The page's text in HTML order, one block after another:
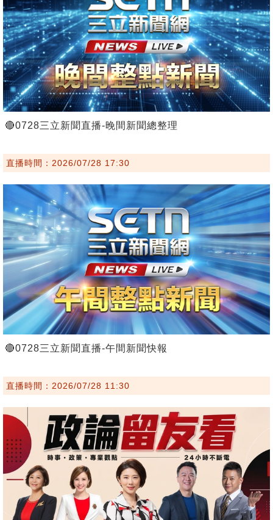
🔴0728三立新聞直播-晚間新聞總整理
直播時間：2026/07/28 17:30
🔴0728三立新聞直播-午間新聞快報
直播時間：2026/07/28 11:30